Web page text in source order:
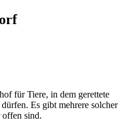
für Tiere, in dem gerettete
Es gibt mehrere solcher
offen sind.